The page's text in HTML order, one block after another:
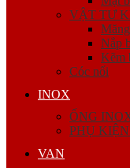
VẬT TƯ
Nắp
Kẽm
Cóc nối
INOX
ỐNG
PHỤ
VAN